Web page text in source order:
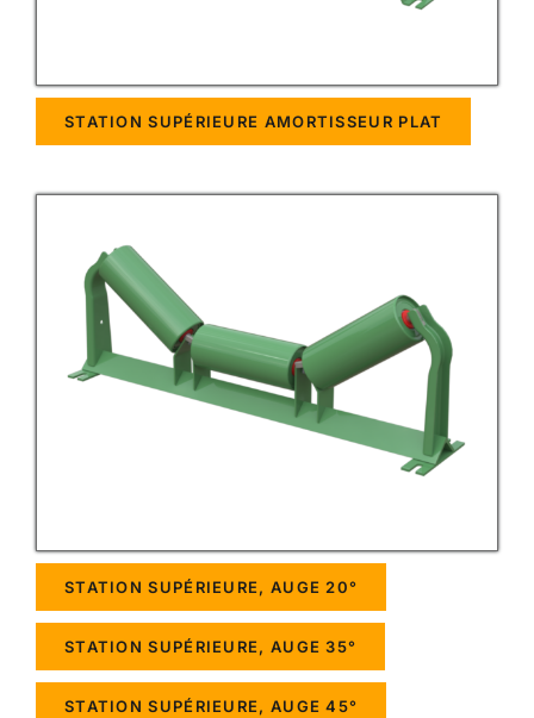
STATION SUPÉRIEURE AMORTISSEUR PLAT
STATION SUPÉRIEURE, AUGE 20°
STATION SUPÉRIEURE, AUGE 35°
STATION SUPÉRIEURE, AUGE 45°